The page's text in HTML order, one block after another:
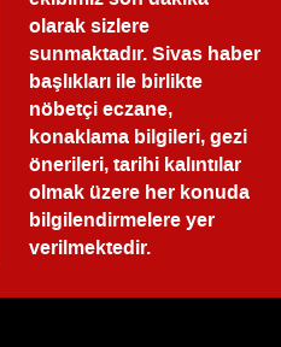
olarak sizlere
sunmaktadır.Sivas haber
başlıkları ile birlikte
nöbetçi eczane,
konaklama bilgileri, gezi
önerileri, tarihi kalıntılar
olmak üzere her konuda
bilgilendirmelere yer
verilmektedir.